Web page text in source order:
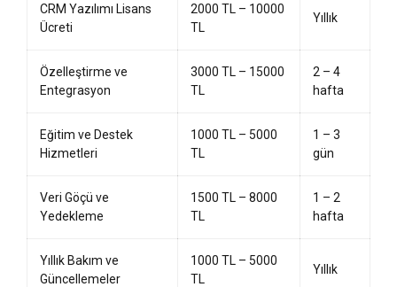
CRM Yazılımı Lisans
Ücreti
2000 TL – 10000
TL
Yıllık
Özelleştirme ve
Entegrasyon
3000 TL – 15000
TL
2 – 4
hafta
Eğitim ve Destek
Hizmetleri
1000 TL – 5000
TL
1 – 3
gün
Veri Göçü ve
Yedekleme
1500 TL – 8000
TL
1 – 2
hafta
Yıllık Bakım ve
Güncellemeler
1000 TL – 5000
TL
Yıllık